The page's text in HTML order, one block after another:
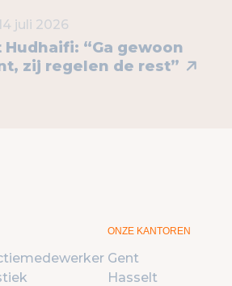
juli 2026
“Ga gewoon
zij regelen de rest”
ONZE KANTOREN
Gent
Hasselt